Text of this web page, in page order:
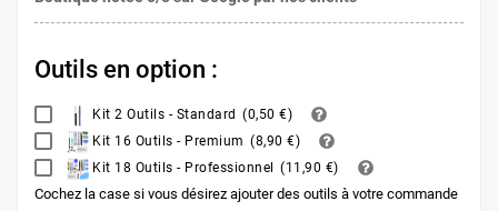
Outils en option :
Kit 2 Outils - Standard (0,50 €)
Kit 16 Outils - Premium (8,90 €)
Kit 18 Outils - Professionnel (11,90 €)
Cochez la case si vous désirez ajouter des outils à votre commande